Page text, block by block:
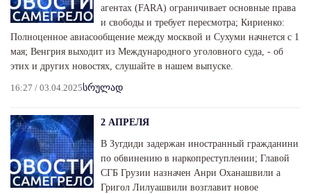
агентах (FARA) ограничивает основные права
и свободы и требует пересмотра; Кириенко:
Полноценное авиасообщение между москвой и Сухуми начнется с 1
мая; Венгрия выходит из Международного уголовного суда, - об
этих и других новостях, слушайте в нашем выпуске.
16:27 / 03.04.2025სრულად
2 АПРЕЛЯ
В Зугдиди задержан иностранный гражданини
по обвинению в наркопреступлении; Главой
СГБ Грузии назначен Анри Оханашвили а
Григол Лилуашвили возглавит новое